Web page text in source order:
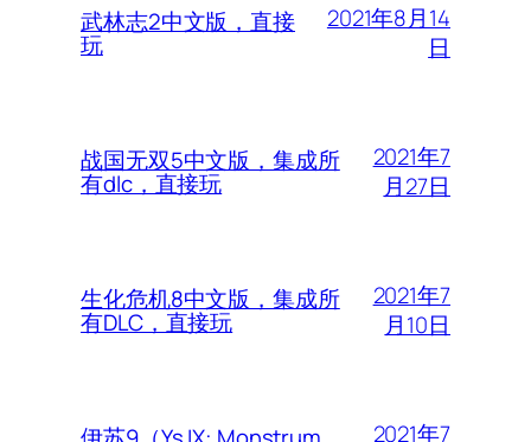
武林志2中文版，直接
玩
2021年8月14
日
战国无双5中文版，集成所
有dlc，直接玩
2021年7
月27日
生化危机8中文版，集成所
有DLC，直接玩
2021年7
月10日
2021年7